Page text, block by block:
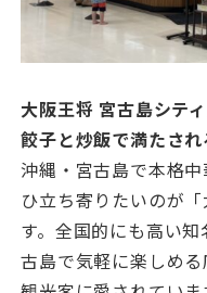
大阪王将 宮古島シテ
餃子と炒飯で満たさ
沖縄・宮古島で本格
ひ立ち寄りたいのが
す。全国的にも高い
古島で気軽に楽しめ